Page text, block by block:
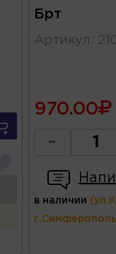
Брт
Артикул :
970.00
-
в наличии